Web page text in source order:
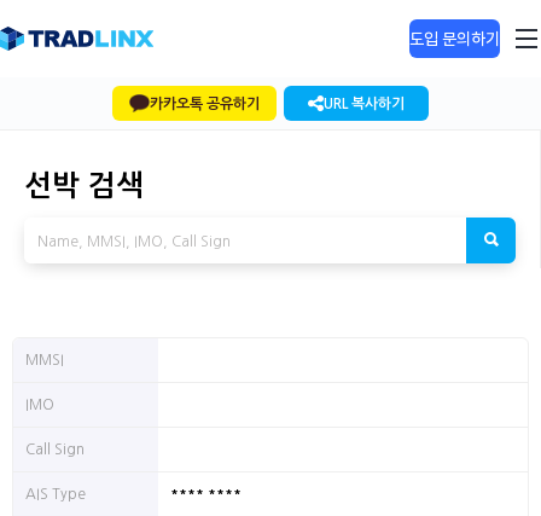
도입 문의하기
카카오톡 공유하기 URL 복사하기
선박 검색
MMSI
IMO
Call Sign
AIS Type **** ****